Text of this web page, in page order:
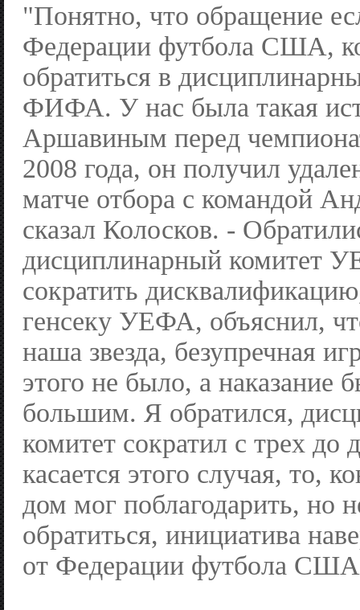
"Понятно, что обращение
Федерации футбола США,
обратиться в
ФИФА. У нас была такая
Аршавиным перед
2008 года, он получил
матче отбора с командой
сказал Колосков. -
дисциплинарный комитет
сократить
генсеку УЕФА, объяснил,
наша звезда, безупречная
этого не было, а наказание
большим. Я обратился,
комитет сократил с трех до
касается этого случая, то,
дом мог поблагодарить, но
обратиться, инициатива
от Федерации футбола